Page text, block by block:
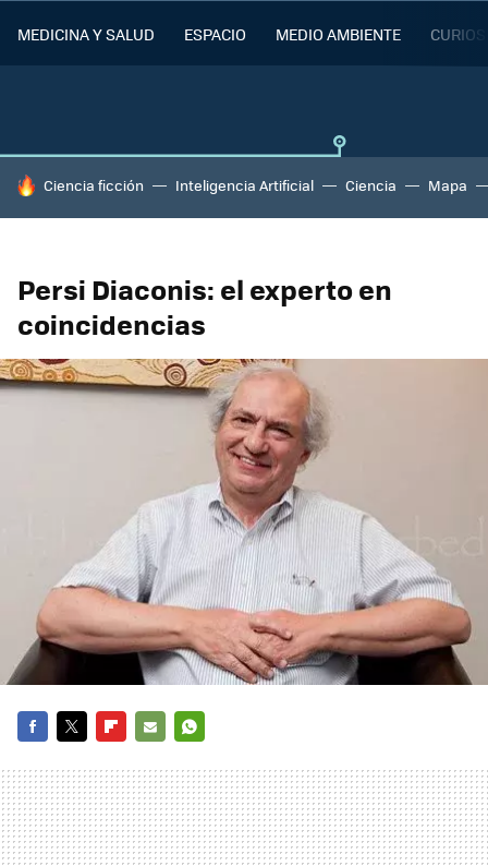
MEDICINA Y SALUD ESPACIO MEDIO AMBIENTE
HOY SE HABLA DE
Ciencia ficción Inteligencia Artificial Ciencia Mapa
Persi Diaconis: el experto en
coincidencias
MAIL